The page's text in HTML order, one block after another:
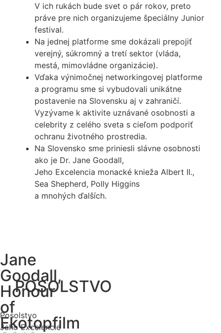
V ich rukách bude svet o pár rokov, preto
práve pre nich organizujeme špeciálny Junior
festival.
Na jednej platforme sme dokázali prepojiť
verejný, súkromný a tretí sektor (vláda,
mestá, mimovládne organizácie).
Vďaka výnimočnej networkingovej platforme
a programu sme si vybudovali unikátne
postavenie na Slovensku aj v zahraničí.
Vyzývame k aktivite uznávané osobnosti a
celebrity z celého sveta s cieľom podporiť
ochranu životného prostredia.
Na Slovensko sme priniesli slávne osobnosti
ako je Dr. Jane Goodall,
Jeho Excelencia monacké knieža Albert II.,
Sea Shepherd, Polly Higgins
a mnohých ďalších.
Jane
Goodall,
Honour
of
Ekotopfilm
POSOLSTVO
Posolstvo
Jeho Excelencie